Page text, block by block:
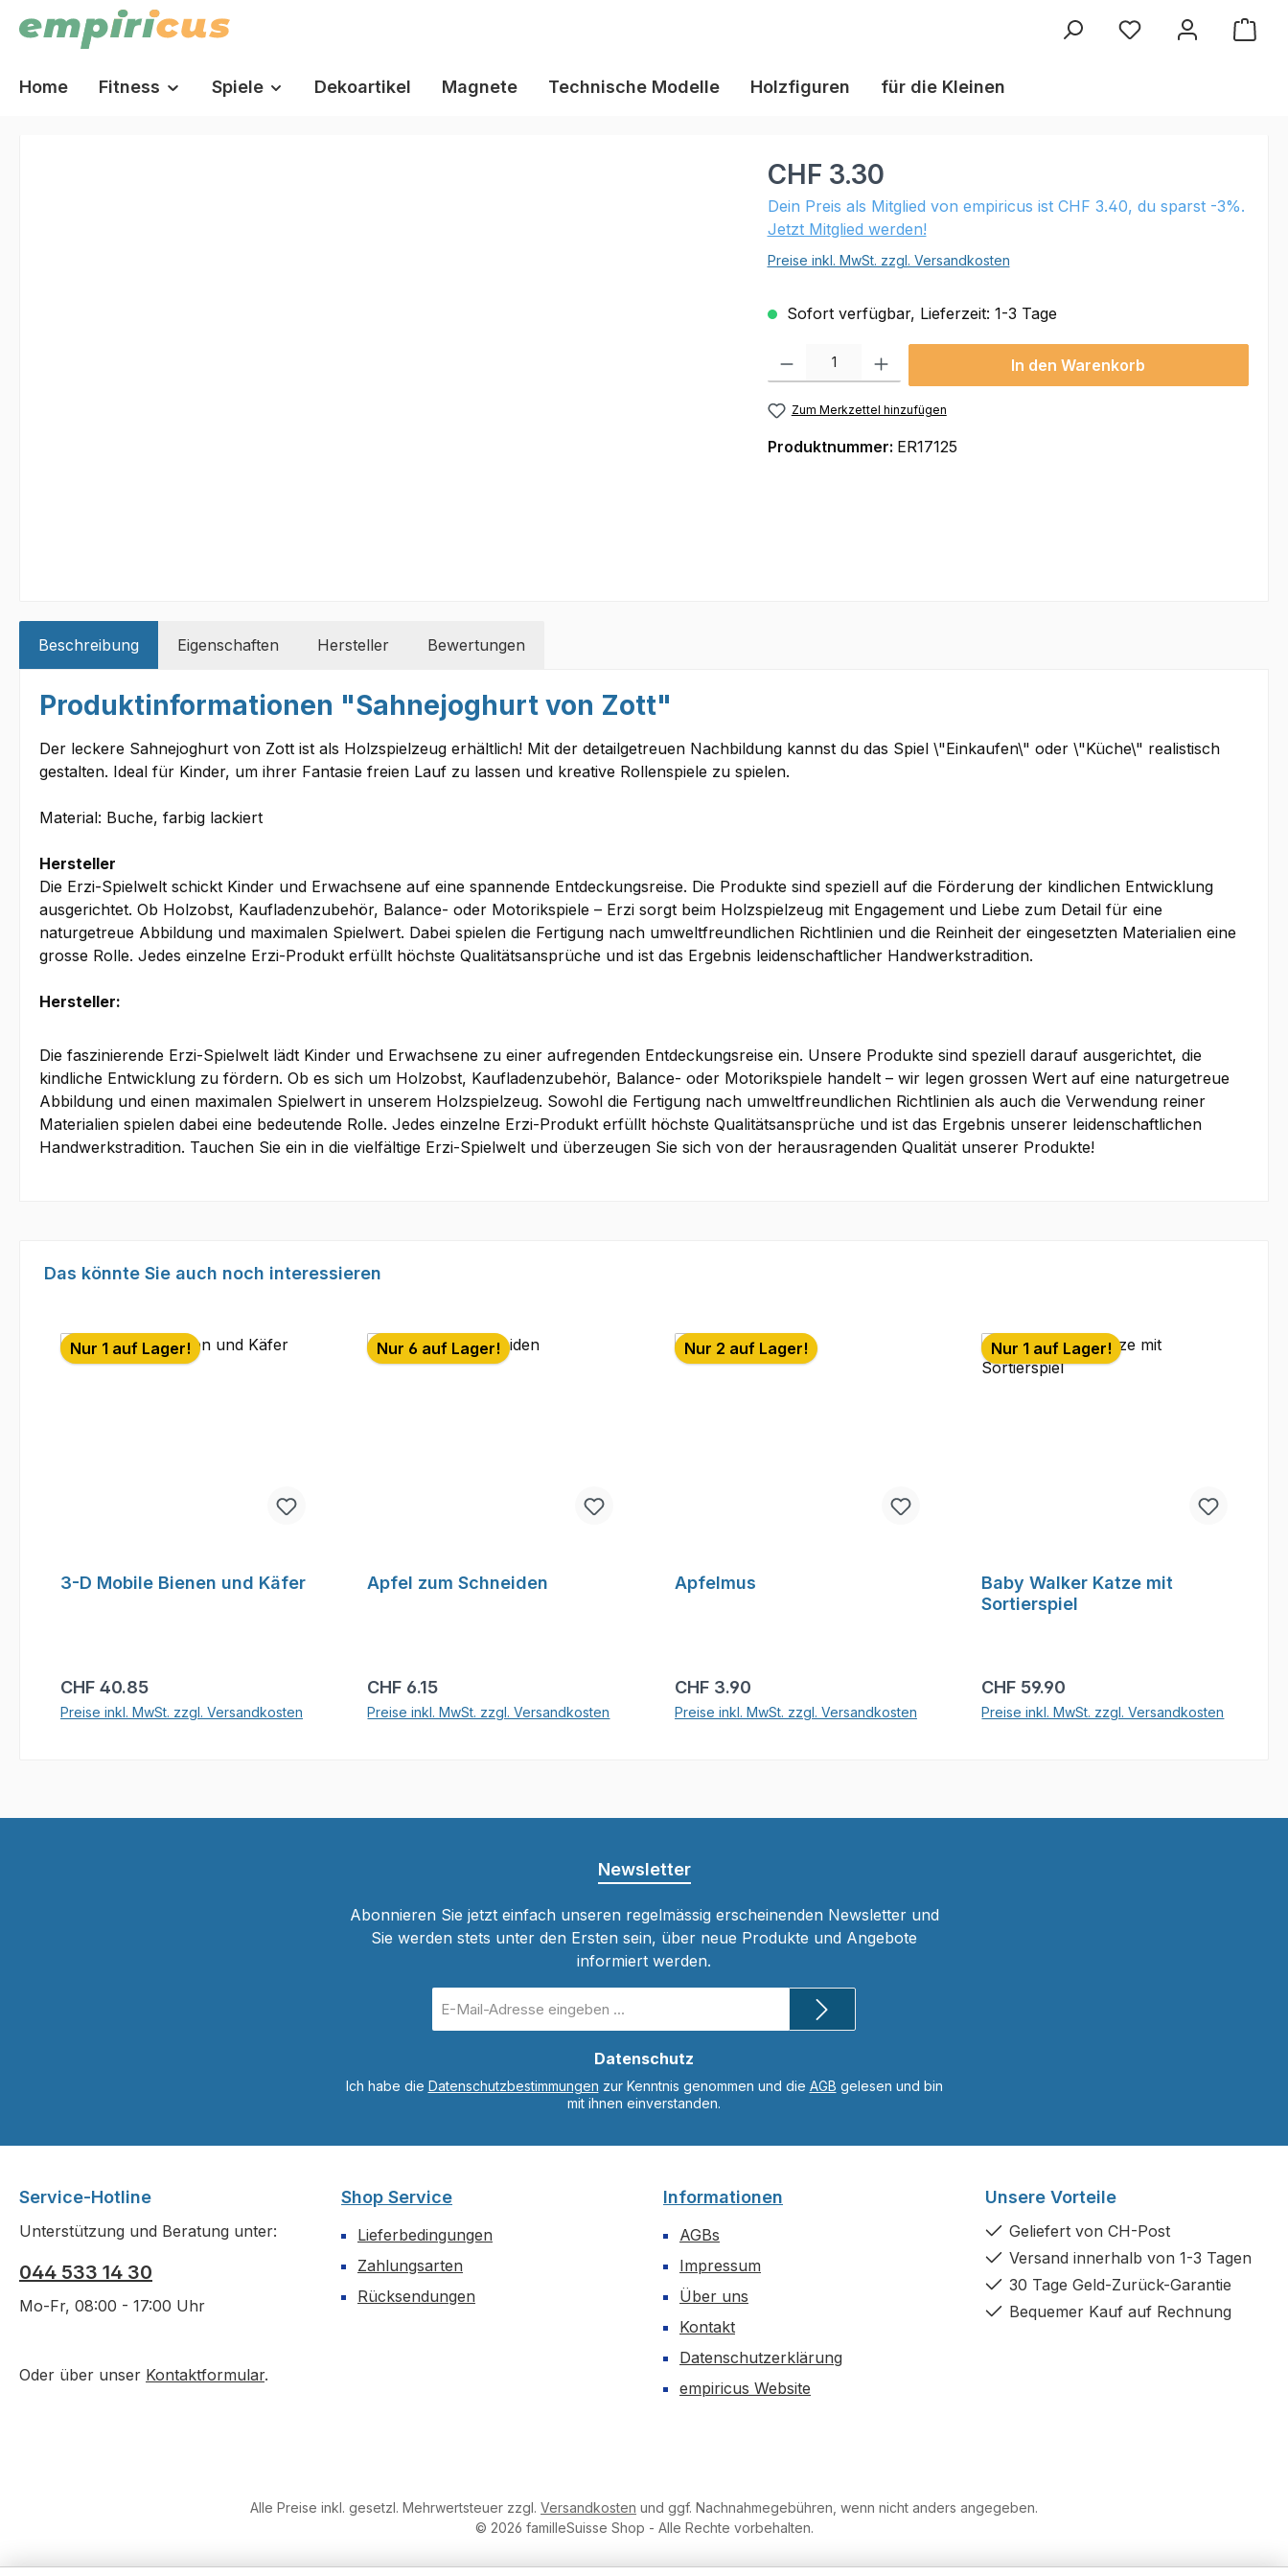
Zur Hauptnavigation springen Du hast 0 Produkte
Home Fitness Spiele Dekoartikel Magnete Technische Modelle Holzfiguren für die Kleinen
CHF 3.30
Dein Preis als Mitglied von empiricus ist CHF 3.40, du sparst -3%.
Jetzt Mitglied werden!
Preise inkl. MwSt. zzgl. Versandkosten
Sofort verfügbar, Lieferzeit: 1-3 Tage
In den Warenkorb
Zum Merkzettel hinzufügen
Produktnummer: ER17125
Beschreibung Eigenschaften Hersteller Bewertungen
Produktinformationen "Sahnejoghurt von Zott"
Der leckere Sahnejoghurt von Zott ist als Holzspielzeug erhältlich! Mit der detailgetreuen Nachbildung kannst du das Spiel \"Einkaufen\" oder \"Küche\" realistisch
gestalten. Ideal für Kinder, um ihrer Fantasie freien Lauf zu lassen und kreative Rollenspiele zu spielen.
Material: Buche, farbig lackiert
Hersteller
Die Erzi-Spielwelt schickt Kinder und Erwachsene auf eine spannende Entdeckungsreise. Die Produkte sind speziell auf die Förderung der kindlichen Entwicklung
ausgerichtet. Ob Holzobst, Kaufladenzubehör, Balance- oder Motorikspiele – Erzi sorgt beim Holzspielzeug mit Engagement und Liebe zum Detail für eine
naturgetreue Abbildung und maximalen Spielwert. Dabei spielen die Fertigung nach umweltfreundlichen Richtlinien und die Reinheit der eingesetzten Materialien eine
grosse Rolle. Jedes einzelne Erzi-Produkt erfüllt höchste Qualitätsansprüche und ist das Ergebnis leidenschaftlicher Handwerkstradition.
Hersteller:
Die faszinierende Erzi-Spielwelt lädt Kinder und Erwachsene zu einer aufregenden Entdeckungsreise ein. Unsere Produkte sind speziell darauf ausgerichtet, die
kindliche Entwicklung zu fördern. Ob es sich um Holzobst, Kaufladenzubehör, Balance- oder Motorikspiele handelt – wir legen grossen Wert auf eine naturgetreue
Abbildung und einen maximalen Spielwert in unserem Holzspielzeug. Sowohl die Fertigung nach umweltfreundlichen Richtlinien als auch die Verwendung reiner
Materialien spielen dabei eine bedeutende Rolle. Jedes einzelne Erzi-Produkt erfüllt höchste Qualitätsansprüche und ist das Ergebnis unserer leidenschaftlichen
Handwerkstradition. Tauchen Sie ein in die vielfältige Erzi-Spielwelt und überzeugen Sie sich von der herausragenden Qualität unserer Produkte!
Produktgalerie überspringen
Das könnte Sie auch noch interessieren
Nur 1 auf Lager!
3-D Mobile Bienen und Käfer
Regulärer Preis:
CHF 40.85
Preise inkl. MwSt. zzgl. Versandkosten
Nur 6 auf Lager!
Apfel zum Schneiden
Regulärer Preis:
CHF 6.15
Preise inkl. MwSt. zzgl. Versandkosten
Nur 2 auf Lager!
Apfelmus
Regulärer Preis:
CHF 3.90
Preise inkl. MwSt. zzgl. Versandkosten
Nur 1 auf Lager!
Baby Walker Katze mit
Sortierspiel
Regulärer Preis:
CHF 59.90
Preise inkl. MwSt. zzgl. Versandkosten
Newsletter
Abonnieren Sie jetzt einfach unseren regelmässig erscheinenden Newsletter und
Sie werden stets unter den Ersten sein, über neue Produkte und Angebote
informiert werden.
Mail-
Adresse
Datenschutz
Ich habe die Datenschutzbestimmungen zur Kenntnis genommen und die AGB gelesen und bin
mit ihnen einverstanden.
Service-Hotline
Unterstützung und Beratung unter:
044 533 14 30
Mo-Fr, 08:00 - 17:00 Uhr
Oder über unser Kontaktformular.
Shop Service
Lieferbedingungen
Zahlungsarten
Rücksendungen
Informationen
AGBs
Impressum
Über uns
Kontakt
Datenschutzerklärung
empiricus Website
Unsere Vorteile
Geliefert von CH-Post
Versand innerhalb von 1-3 Tagen
30 Tage Geld-Zurück-Garantie
Bequemer Kauf auf Rechnung
Alle Preise inkl. gesetzl. Mehrwertsteuer zzgl. Versandkosten und ggf. Nachnahmegebühren, wenn nicht anders angegeben.
© 2026 familleSuisse Shop - Alle Rechte vorbehalten.